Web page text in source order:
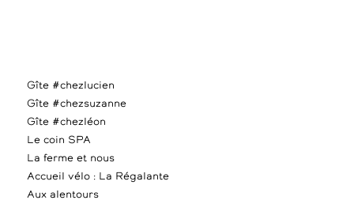
Gîte #chezlucien
Gîte #chezsuzanne
Gîte #chezléon
Le coin SPA
La ferme et nous
Accueil vélo : La Régalante
Aux alentours